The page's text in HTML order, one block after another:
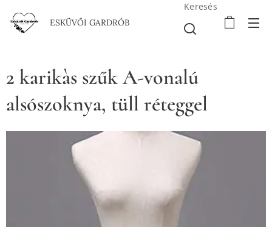
ESKÜVŐI GARDRÓB
Keresés
2 karikàs szűk A-vonalú
alsószoknya, tüll réteggel